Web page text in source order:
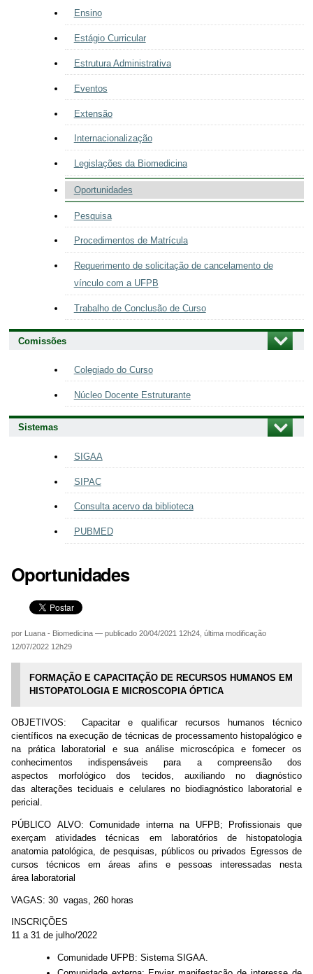
Ensino
Estágio Curricular
Estrutura Administrativa
Eventos
Extensão
Internacionalização
Legislações da Biomedicina
Oportunidades
Pesquisa
Procedimentos de Matrícula
Requerimento de solicitação de cancelamento de
vínculo com a UFPB
Trabalho de Conclusão de Curso
Comissões
Colegiado do Curso
Núcleo Docente Estruturante
Sistemas
SIGAA
SIPAC
Consulta acervo da biblioteca
PUBMED
Oportunidades
por Luana - Biomedicina —publicado 20/04/2021 12h24,última modificação
12/07/2022 12h29
FORMAÇÃO E CAPACITAÇÃO DE RECURSOS HUMANOS EM
HISTOPATOLOGIA E MICROSCOPIA ÓPTICA
OBJETIVOS: Capacitar e qualificar recursos humanos técnico
científicos na execução de técnicas de processamento histopalógico e
na prática laboratorial e sua análise microscópica e fornecer os
conhecimentos indispensáveis para a compreensão dos
aspectos morfológico dos tecidos, auxiliando no diagnóstico
das alterações teciduais e celulares no biodiagnóstico laboratorial e
pericial.
PÚBLICO ALVO: Comunidade interna na UFPB; Profissionais que
exerçam atividades técnicas em laboratórios de histopatologia
anatomia patológica, de pesquisas, públicos ou privados Egressos de
cursos técnicos em áreas afins e pessoas interessadas nesta
área laboratorial
VAGAS: 30 vagas, 260 horas
INSCRIÇÕES
11 a 31 de julho/2022
Comunidade UFPB: Sistema SIGAA.